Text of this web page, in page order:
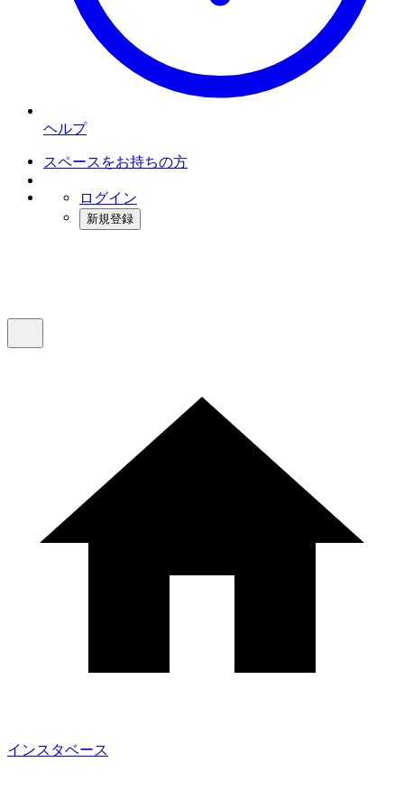
ヘルプ
スペースをお持ちの方
ログイン
新規登録
インスタベース